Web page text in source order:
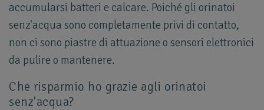
accumularsi batteri e calcare. Poiché gli orinatoi
senz'acqua sono completamente privi di contatto,
non ci sono piastre di attuazione o sensori elettronici
da pulire o mantenere.
Che risparmio ho grazie agli orinatoi
senz'acqua?